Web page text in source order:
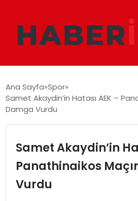
DÜNYA
TEKNOLOJI
Ana Sayfa Spor
Samet Akaydin’in Hatası AEK –
Damga Vurdu
Samet Akaydin’in
Panathinaikos
Vurdu